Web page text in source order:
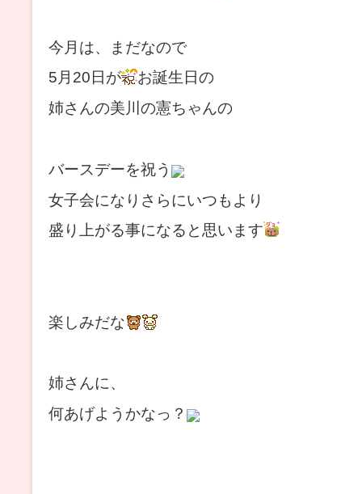
今月は、まだなので
5月20日が
お誕生日の
姉さんの美川の憲ちゃんの
バースデーを祝う
女子会になりさらにいつもより
盛り上がる事になると思います
楽しみだな
姉さんに、
何あげようかなっ？